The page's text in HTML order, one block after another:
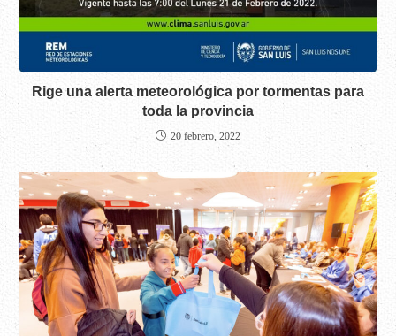
Rige una alerta meteorológica por tormentas para
toda la provincia
20 febrero, 2022